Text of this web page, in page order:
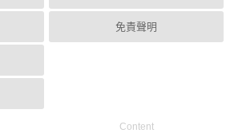
免責聲明
Content